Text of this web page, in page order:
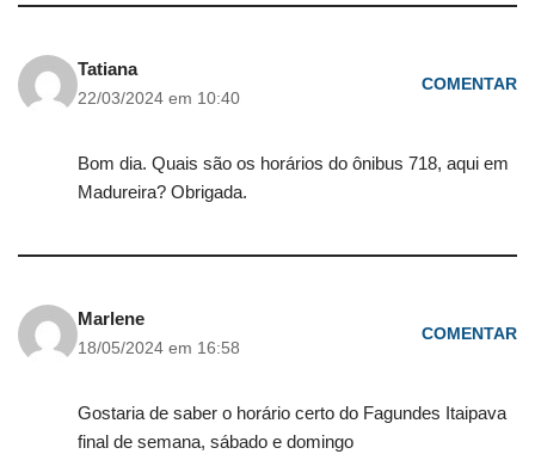
Tatiana
22/03/2024 em 10:40
COMENTAR
Bom dia. Quais são os horários do ônibus 718, aqui em
Madureira? Obrigada.
Marlene
18/05/2024 em 16:58
COMENTAR
Gostaria de saber o horário certo do Fagundes Itaipava
final de semana, sábado e domingo